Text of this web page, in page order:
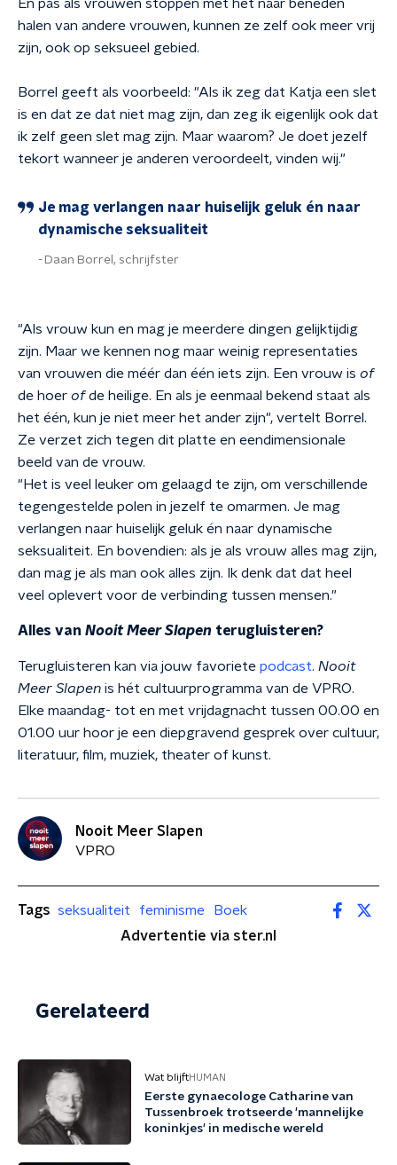
En pas als vrouwen stoppen met het naar beneden
halen van andere vrouwen, kunnen ze zelf ook meer vrij
zijn, ook op seksueel gebied.
Borrel geeft als voorbeeld: "Als ik zeg dat Katja een slet
is en dat ze dat niet mag zijn, dan zeg ik eigenlijk ook dat
ik zelf geen slet mag zijn. Maar waarom? Je doet jezelf
tekort wanneer je anderen veroordeelt, vinden wij."
Je mag verlangen naar huiselijk geluk én naar
dynamische seksualiteit
Daan Borrel, schrijfster
"Als vrouw kun en mag je meerdere dingen gelijktijdig
zijn. Maar we kennen nog maar weinig representaties
van vrouwen die méér dan één iets zijn. Een vrouw is of
de hoer ofde heilige. En als je eenmaal bekend staat als
het één, kun je niet meer het ander zijn", vertelt Borrel.
Ze verzet zich tegen dit platte en eendimensionale
beeld van de vrouw.
"Het is veel leuker om gelaagd te zijn, om verschillende
tegengestelde polen in jezelf te omarmen. Je mag
verlangen naar huiselijk geluk én naar dynamische
seksualiteit. En bovendien: als je als vrouw alles mag zijn,
dan mag je als man ook alles zijn. Ik denk dat dat heel
veel oplevert voor de verbinding tussen mensen."
Alles van Nooit Meer Slapen terugluisteren?
Terugluisteren kan via jouw favoriete podcast. Nooit
Meer Slapen is hét cultuurprogramma van de VPRO.
Elke maandag- tot en met vrijdagnacht tussen 00.00 en
01.00 uur hoor je een diepgravend gesprek over cultuur,
literatuur, film, muziek, theater of kunst.
Nooit Meer Slapen
VPRO
Tags seksualiteit feminisme
Boek
Advertentie via ster.nl
Gerelateerd
Wat blijftHUMAN
Eerste gynaecologe Catharine van
Tussenbroek trotseerde 'mannelijke
koninkjes' in medische wereld